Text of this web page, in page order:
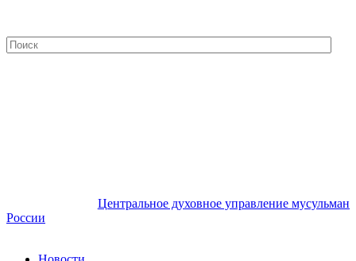
Центральное духовное управление мусульман
России